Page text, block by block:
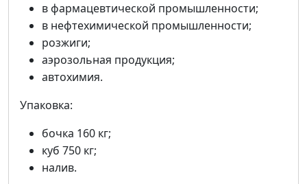
в фармацевтической промышленности;
в нефтехимической промышленности;
розжиги;
аэрозольная продукция;
автохимия.
Упаковка:
бочка 160 кг;
куб 750 кг;
налив.